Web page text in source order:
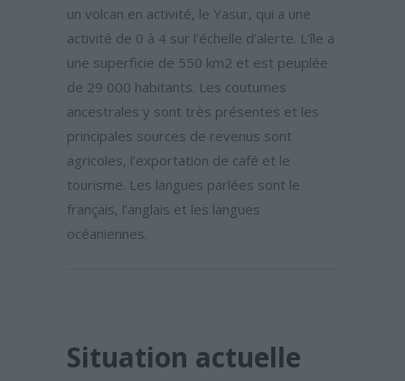
un volcan en activité, le Yasur, qui a une
activité de 0 à 4 sur l’échelle d’alerte. L’île a
une superficie de 550 km2 et est peuplée
de 29 000 habitants. Les coutumes
ancestrales y sont très présentes et les
principales sources de revenus sont
agricoles, l’exportation de café et le
tourisme. Les langues parlées sont le
français, l’anglais et les langues
océaniennes.
Situation actuelle